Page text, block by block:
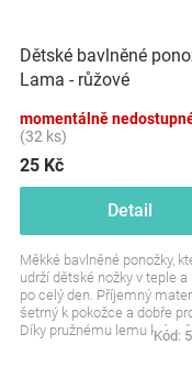
Dětské bavlněné
Lama - růžové
momentálně
(32 ks)
25 Kč
Detail
Měkké bavlněné ponožky,
udrží dětské nožky v teple a
po celý den. Příjemný
šetrný k pokožce a dobře
Díky pružnému lemu Kód: